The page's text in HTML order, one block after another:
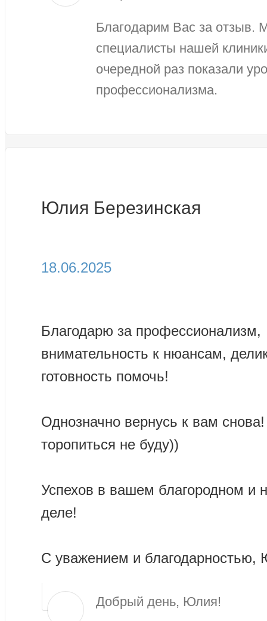
Благодарим Вас за отзыв.
специалисты нашей
очередной раз показали
профессионализма.
Юлия Березинская
18.06.2025
Благодарю за профессионализм,
внимательность к нюансам,
готовность помочь!
Однозначно вернусь к вам
торопиться не буду))
Успехов в вашем благородном и
деле!
С уважением и благодарностью,
Добрый день, Юлия!